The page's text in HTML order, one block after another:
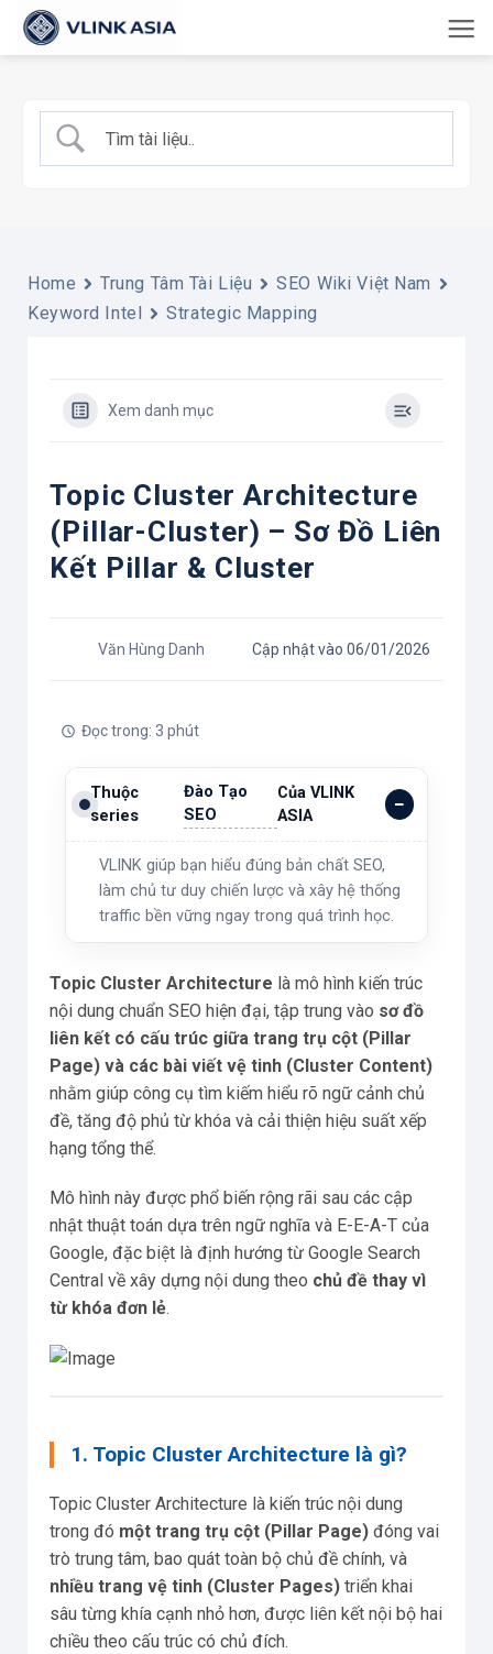
qua
dung
Home Trung Tâm Tài Liệu
SEO Wiki Việt Nam
Keyword Intel
Strategic Mapping
Xem danh mục
Topic Cluster Architecture
(Pillar-Cluster) – Sơ Đồ Liên
Kết Pillar & Cluster
Văn Hùng Danh Cập nhật vào 06/01/2026
Đọc trong: 3 phút
Thuộc
series
Đào Tạo
SEO
Của VLINK
ASIA
VLINK giúp bạn hiểu đúng bản chất SEO,
làm chủ tư duy chiến lược và xây hệ thống
traffic bền vững ngay trong quá trình học.
Topic Cluster Architecture là mô hình kiến trúc
nội dung chuẩn SEO hiện đại, tập trung vào sơ đồ
liên kết có cấu trúc giữa trang trụ cột (Pillar
Page) và các bài viết vệ tinh (Cluster Content)
nhằm giúp công cụ tìm kiếm hiểu rõ ngữ cảnh chủ
đề, tăng độ phủ từ khóa và cải thiện hiệu suất xếp
hạng tổng thể.
Mô hình này được phổ biến rộng rãi sau các cập
nhật thuật toán dựa trên ngữ nghĩa và E-E-A-T của
Google, đặc biệt là định hướng từ Google Search
Central về xây dựng nội dung theo chủ đề thay vì
từ khóa đơn lẻ.
1. Topic Cluster Architecture là gì?
Topic Cluster Architecture là kiến trúc nội dung
trong đó một trang trụ cột (Pillar Page) đóng vai
trò trung tâm, bao quát toàn bộ chủ đề chính, và
nhiều trang vệ tinh (Cluster Pages) triển khai
sâu từng khía cạnh nhỏ hơn, được liên kết nội bộ hai
chiều theo cấu trúc có chủ đích.